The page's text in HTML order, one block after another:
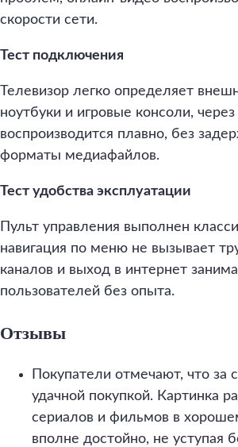
скорости сети.
Тест подключения
Телевизор легко определяет
ноутбуки и игровые консоли,
воспроизводится плавно, без
форматы медиафайлов.
Тест удобства эксплуатации
Пульт управления выполнен
навигация по меню не вызывает
каналов и выход в интернет
пользователей без опыта.
Отзывы
Покупатели отмечают, что за
удачной покупкой. Картинка
сериалов и фильмов в
вполне достойно, не уступая